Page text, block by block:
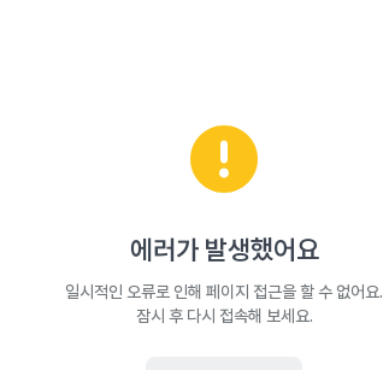
에러가 발생했어요
일시적인 오류로 인해 페이지 접근을 할 수 없어요.
잠시 후 다시 접속해 보세요.